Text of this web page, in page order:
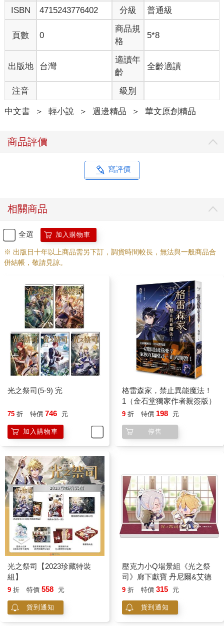
ISBN
4715243776402 分級 普通級
頁數 0
商品規
格
5*8
出版地 台灣
適讀年
齡
全齡適讀
注音 級別
中文書 ＞ 輕小說 ＞ 週邊精品 ＞ 華文原創精品
商品評價
寫評價
相關商品
全選 加入購物車
※ 出版日十年以上商品需另下訂，調貨時間較長，無法與一般商品合
併結帳，敬請見諒。
光之祭司(5-9) 完
75 折 特價 746 元
加入購物車
格雷森家，禁止異能魔法！
1（金石堂獨家作者親簽版）
9 折 特價 198 元
停售
光之祭司【2023珍藏特裝
組】
9 折 特價 558 元
貨到通知
壓克力小Q場景組《光之祭
司》廊下獻寶 丹尼爾&艾德
9 折 特價 315 元
貨到通知